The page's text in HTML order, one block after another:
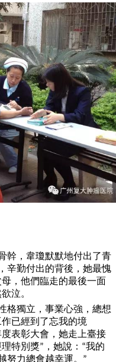
幹，韋瓊默默地付出了青
辛勤付出的背後，她最愧
，他們臨走的最後一面
泣。
獨立，事業心強，總想
已經到了忘我的境
度表彰大會，她走上臺接
特別獎” ，她說： “我的
努力總會越幸運。 ”